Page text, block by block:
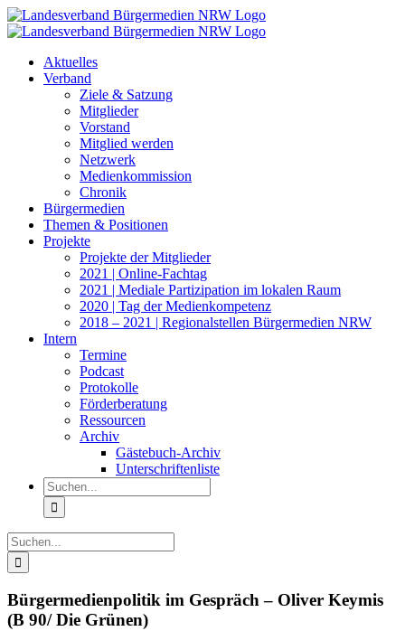
Zum
Inhalt
Aktuelles
Verband
Ziele & Satzung
Mitglieder
Vorstand
Mitglied werden
Netzwerk
Medienkommission
Chronik
Bürgermedien
Themen & Positionen
Projekte
Projekte der Mitglieder
2021 | Online-Fachtag
2021 | Mediale Partizipation im lokalen Raum
2020 | Tag der Medienkompetenz
2018 – 2021 | Regionalstellen Bürgermedien NRW
Intern
Termine
Podcast
Protokolle
Förderberatung
Ressourcen
Archiv
Gästebuch-Archiv
Unterschriftenliste
Suche
nach:
Suche
nach:
Bürgermedienpolitik im Gespräch – Oliver Keymis
(B 90/ Die Grünen)